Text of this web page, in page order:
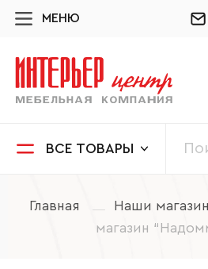
МЕНЮ
ВСЕ ТОВАРЫ
Главная Наши
магазин